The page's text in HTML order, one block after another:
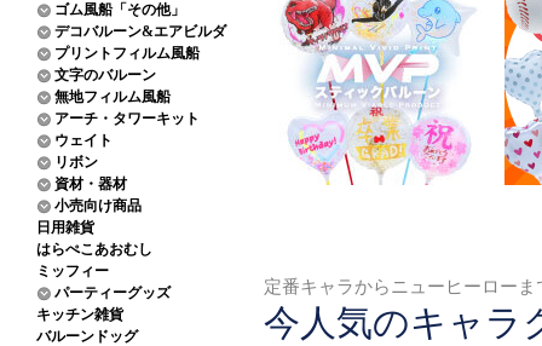
ゴム風船「その他」
デコバルーン&エアビルダ
プリントフィルム風船
文字のバルーン
無地フィルム風船
アーチ・タワーキット
ウェイト
リボン
資材・器材
小売向け商品
日用雑貨
はらぺこあおむし
ミッフィー
パーティーグッズ
キッチン雑貨
バルーンドッグ
定番キャラからニューヒーローま
今人気のキャラ